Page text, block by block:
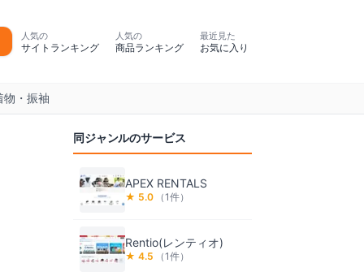
人気の
サイトランキング
人気の
商品ランキング
最近見た
お気に入り
物・振袖
同ジャンルのサービス
APEX RENTALS
★ 5.0 （1件）
Rentio(レンティオ)
★ 4.5 （1件）